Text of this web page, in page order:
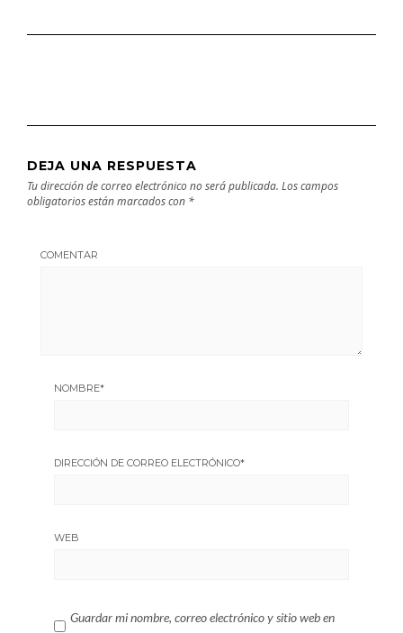
DEJA UNA RESPUESTA
Tu dirección de correo electrónico no será publicada. Los campos
obligatorios están marcados con *
COMENTAR
NOMBRE*
DIRECCIÓN DE CORREO ELECTRÓNICO*
WEB
Guardar mi nombre, correo electrónico y sitio web en